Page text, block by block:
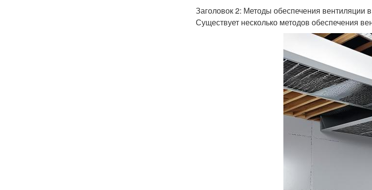
Заголовок 2: Методы обеспечения вентиляции
Существует несколько методов обеспечения